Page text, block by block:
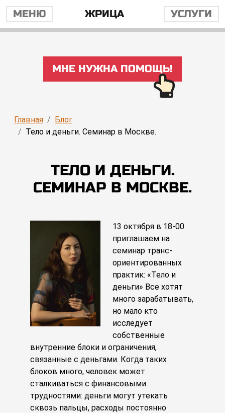
МЕНЮ ЖРИЦА УСЛУГИ
МНЕ НУЖНА ПОМОЩЬ!
Главная
Блог
Тело и деньги. Семинар в Москве.
ТЕЛО И ДЕНЬГИ.
СЕМИНАР В МОСКВЕ.
13 октября в 18-00
приглашаем на
семинар транс-
ориентированных
практик: «Тело и
деньги» Все хотят
много зарабатывать,
но мало кто
исследует
собственные
внутренние блоки и ограничения,
связанные с деньгами. Когда таких
блоков много, человек может
сталкиваться с финансовыми
трудностями: деньги могут утекать
сквозь пальцы, расходы постоянно